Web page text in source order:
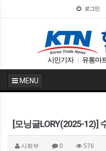
로그인
시민기자 유통마
MENU
[모닝글LORY(2025-12)]
사회부 0 576